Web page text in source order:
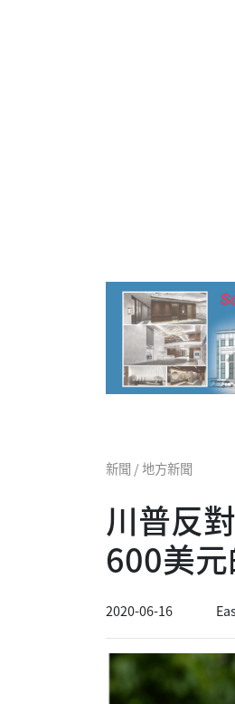
新聞 / 地方新聞
川普反
600美
2020-06-16